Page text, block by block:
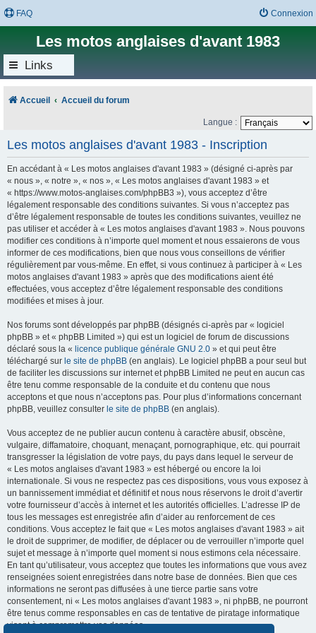
FAQ Connexion
Les motos anglaises d'avant 1983
Links
Accueil Accueil du forum
Langue :
Les motos anglaises d'avant 1983 - Inscription
En accédant à « Les motos anglaises d'avant 1983 » (désigné ci-après par
« nous », « notre », « nos », « Les motos anglaises d'avant 1983 » et
« https://www.motos-anglaises.com/phpBB3 »), vous acceptez d’être
légalement responsable des conditions suivantes. Si vous n’acceptez pas
d’être légalement responsable de toutes les conditions suivantes, veuillez ne
pas utiliser et accéder à « Les motos anglaises d'avant 1983 ». Nous pouvons
modifier ces conditions à n’importe quel moment et nous essaierons de vous
informer de ces modifications, bien que nous vous conseillons de vérifier
régulièrement par vous-même. En effet, si vous continuez à participer à « Les
motos anglaises d'avant 1983 » après que des modifications aient été
effectuées, vous acceptez d’être légalement responsable des conditions
modifiées et mises à jour.
Nos forums sont développés par phpBB (désignés ci-après par « logiciel
phpBB » et « phpBB Limited ») qui est un logiciel de forum de discussions
déclaré sous la « licence publique générale GNU 2.0 » et qui peut être
téléchargé sur le site de phpBB (en anglais). Le logiciel phpBB a pour seul but
de faciliter les discussions sur internet et phpBB Limited ne peut en aucun cas
être tenu comme responsable de la conduite et du contenu que nous
acceptons et que nous n’acceptons pas. Pour plus d’informations concernant
phpBB, veuillez consulter le site de phpBB (en anglais).
Vous acceptez de ne publier aucun contenu à caractère abusif, obscène,
vulgaire, diffamatoire, choquant, menaçant, pornographique, etc. qui pourrait
transgresser la législation de votre pays, du pays dans lequel le serveur de
« Les motos anglaises d'avant 1983 » est hébergé ou encore la loi
internationale. Si vous ne respectez pas ces dispositions, vous vous exposez à
un bannissement immédiat et définitif et nous nous réservons le droit d’avertir
votre fournisseur d’accès à internet et les autorités officielles. L’adresse IP de
tous les messages est enregistrée afin d’aider au renforcement de ces
conditions. Vous acceptez le fait que « Les motos anglaises d'avant 1983 » ait
le droit de supprimer, de modifier, de déplacer ou de verrouiller n’importe quel
sujet et message à n’importe quel moment si nous estimons cela nécessaire.
En tant qu’utilisateur, vous acceptez que toutes les informations que vous avez
renseignées soient enregistrées dans notre base de données. Bien que ces
informations ne seront pas diffusées à une tierce partie sans votre
consentement, ni « Les motos anglaises d'avant 1983 », ni phpBB, ne pourront
être tenus comme responsables en cas de tentative de piratage informatique
visant à compromettre vos données.